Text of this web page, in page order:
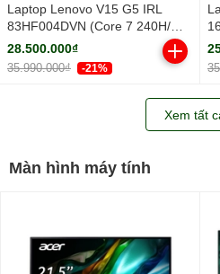
Laptop Lenovo V15 G5 IRL
83HF004DVN (Core 7 240H/
16GB/ 512GB SSD/ 15.6 inch
FHD/ Win11/ Grey/ 2Y)
28.500.000₫
35.990.000₫ -21%
Xem tất
Màn hình máy tính